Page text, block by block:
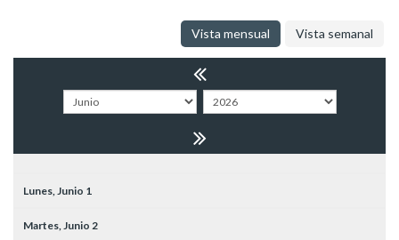
Vista mensual Vista semanal
Lunes,Junio 1
Martes,Junio 2